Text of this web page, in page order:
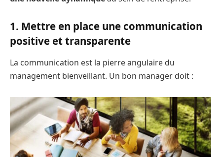
1. Mettre en place une communication
positive et transparente
La communication est la pierre angulaire du
management bienveillant. Un bon manager doit :